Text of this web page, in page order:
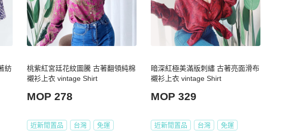
紡
桃紫紅宮廷花紋圖騰 古著翻領純棉
襯衫上衣 vintage Shirt
MOP 278
近新閒置品 台灣 免運
暗深紅極美滿版刺繡 古著亮面滑布
襯衫上衣 vintage Shirt
MOP 329
近新閒置品 台灣 免運